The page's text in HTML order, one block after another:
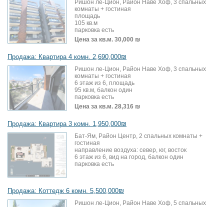
Ришон ле-Цион, Район Наве Хоф, 3 спальных
комнаты + гостиная
площадь
105 кв.м
парковка есть
Цена за кв.м. 30,000 ₪
Продажа: Квартира 4 комн. 2,690,000₪
Ришон ле-Цион, Район Наве Хоф, 3 спальных
комнаты + гостиная
6 этаж из 6, площадь
95 кв.м, балкон один
парковка есть
Цена за кв.м. 28,316 ₪
Продажа: Квартира 3 комн. 1,950,000₪
Бат-Ям, Район Центр, 2 спальных комнаты +
гостиная
направление воздуха: север, юг, восток
6 этаж из 6, вид на город, балкон один
парковка есть
Продажа: Коттедж 6 комн. 5,500,000₪
Ришон ле-Цион, Район Наве Хоф, 5 спальных